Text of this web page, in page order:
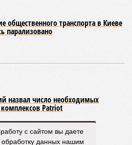
ни соблюдения графика
фактически выполненных работ.
вопрос: если
модель (достраивать
сработала на
она не масштабируется на
техники на площадке,
по «Станции Л» ещё даже не
лагеря у объекта в
не изменили ситуацию.
общении нам перестали
сроки» , – рассказывают
с сайтом вы даете
обработку данных нашим